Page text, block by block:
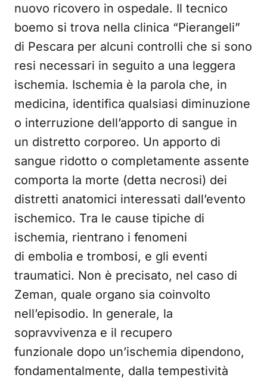
nuovo ricovero in ospedale. Il tecnico
boemo si trova nella clinica “Pierangeli”
di Pescara per alcuni controlli che si sono
resi necessari in seguito a una leggera
ischemia. Ischemia è la parola che, in
medicina, identifica qualsiasi diminuzione
o interruzione dell’apporto di sangue in
un distretto corporeo. Un apporto di
sangue ridotto o completamente assente
comporta la morte (detta necrosi) dei
distretti anatomici interessati dall’evento
ischemico. Tra le cause tipiche di
ischemia, rientrano i fenomeni
di embolia e trombosi, e gli eventi
traumatici. Non è precisato, nel caso di
Zeman, quale organo sia coinvolto
nell’episodio. In generale, la
sopravvivenza e il recupero
funzionale dopo un’ischemia dipendono,
fondamentalmente, dalla tempestività